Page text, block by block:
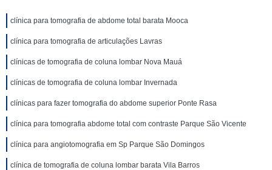
clínica para tomografia de abdome total barata Mooca
clínica para tomografia de articulações Lavras
clínicas de tomografia de coluna lombar Nova Mauá
clínicas de tomografia de coluna lombar Invernada
clínicas para fazer tomografia do abdome superior Ponte Rasa
clínica para tomografia abdome total com contraste Parque São Vicente
clínica para angiotomografia em Sp Parque São Domingos
clínica de tomografia de coluna lombar barata Vila Barros